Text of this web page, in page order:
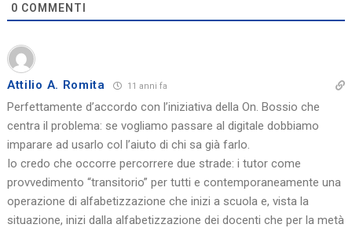
0 COMMENTI
Attilio A. Romita 11 anni fa
Perfettamente d’accordo con l’iniziativa della On. Bossio che
centra il problema: se vogliamo passare al digitale dobbiamo
imparare ad usarlo col l’aiuto di chi sa già farlo.
Io credo che occorre percorrere due strade: i tutor come
provvedimento “transitorio” per tutti e contemporaneamente una
operazione di alfabetizzazione che inizi a scuola e, vista la
situazione, inizi dalla alfabetizzazione dei docenti che per la metà